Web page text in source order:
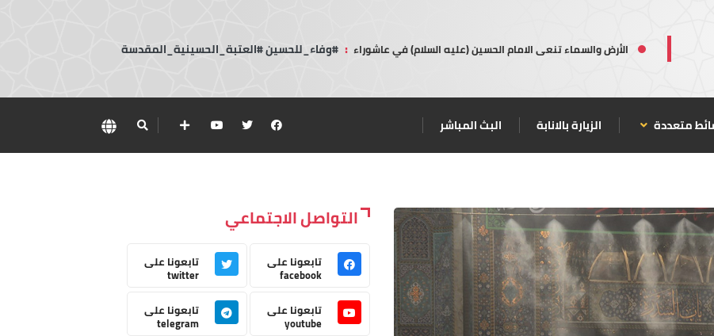
الأرض والسماء تنعى الامام الحسين (عليه السلام) في عاشوراء : #وفاء_للحسين #العتبة_الحسينية_المقدسة
متعددة الزيارة بالانابة البث المباشر
التواصل الاجتماعي
تابعونا على
facebook
تابعونا على
twitter
تابعونا على
youtube
تابعونا على
telegram